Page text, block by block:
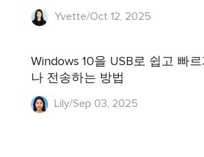
Yvette/Oct 12, 2025
Windows 10을 USB로 쉽고 빠
나 전송하는 방법
Lily/Sep 03, 2025